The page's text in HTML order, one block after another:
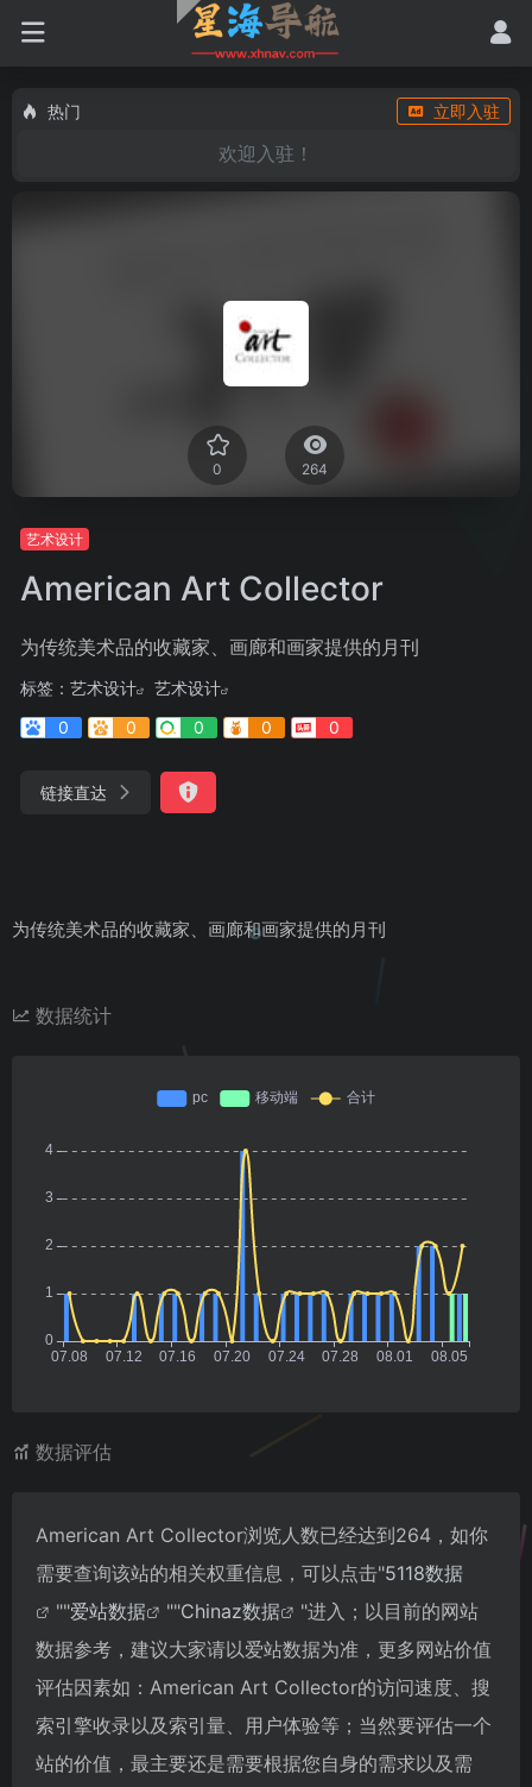
热门 立即入驻
欢迎入驻！
0 264
艺术设计
American Art Collector
为传统美术品的收藏家、画廊和画家提供的月刊
标签： 艺术设计
艺术设计
0
0 0 0 0
链接直达
为传统美术品的收藏家、画廊和画家提供的月刊
数据统计
数据评估
American Art Collector浏览人数已经达到264，如你
需要查询该站的相关权重信息，可以点击"5118数据
""爱站数据 ""Chinaz数据
"进入；以目前的网站
数据参考，建议大家请以爱站数据为准，更多网站价值
评估因素如：American Art Collector的访问速度、搜
索引擎收录以及索引量、用户体验等；当然要评估一个
站的价值，最主要还是需要根据您自身的需求以及需